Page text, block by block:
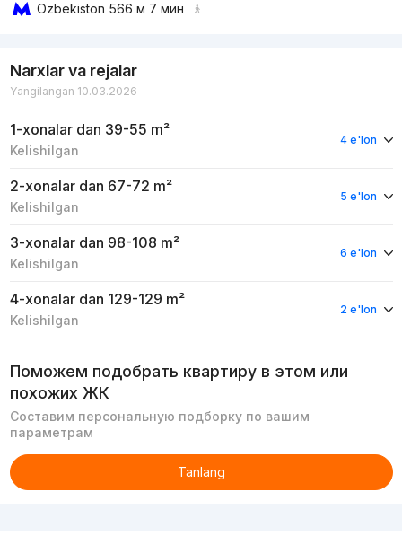
Ozbekiston 566 м 7 мин
Narxlar va rejalar
Yangilangan 10.03.2026
1-xonalar dan 39-55 m²
Kelishilgan
4 e'lon
2-xonalar dan 67-72 m²
Kelishilgan
5 e'lon
3-xonalar dan 98-108 m²
Kelishilgan
6 e'lon
4-xonalar dan 129-129 m²
Kelishilgan
2 e'lon
Поможем подобрать квартиру в этом или
похожих ЖК
Составим персональную подборку по вашим
параметрам
Tanlang